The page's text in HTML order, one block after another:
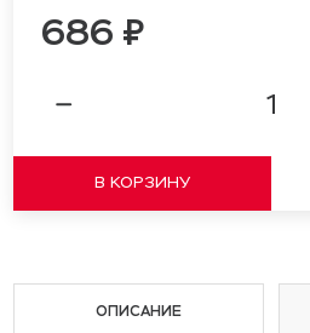
686 ₽
ОПИСАНИЕ